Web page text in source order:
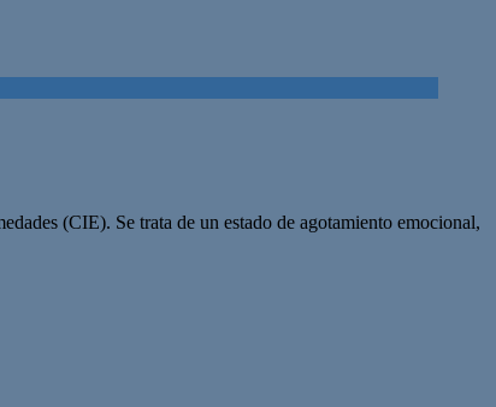
(CIE). Se trata de un estado de agotamiento emocional,